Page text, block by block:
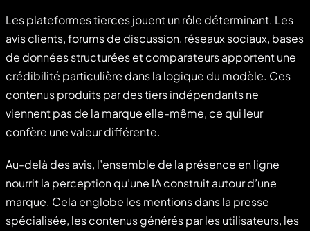
Les plateformes tierces jouent un rôle déterminant. Les
avis clients, forums de discussion, réseaux sociaux, bases
de données structurées et comparateurs apportent une
crédibilité particulière dans la logique du modèle. Ces
contenus produits par des tiers indépendants ne
viennent pas de la marque elle-même, ce qui leur
confère une valeur différente.
Au-delà des avis, l’ensemble de la présence en ligne
nourrit la perception qu’une IA construit autour d’une
marque. Cela englobe les mentions dans la presse
spécialisée, les contenus générés par les utilisateurs, les